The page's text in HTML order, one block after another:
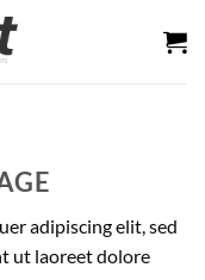
adipiscing elit, sed
ut laoreet dolore